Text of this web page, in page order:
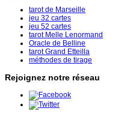
tarot de Marseille
jeu 32 cartes
jeu 52 cartes
tarot Melle Lenormand
Oracle de Belline
tarot Grand Etteilla
méthodes de tirage
Rejoignez notre réseau